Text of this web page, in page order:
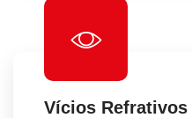
Vícios Refrativos